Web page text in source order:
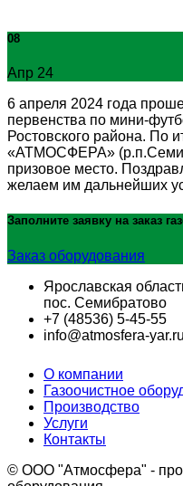
08
Апр 24
6 апреля 2024 года
первенства по мини-
Ростовского района. По
«АТМОСФЕРА»
призовое место.
желаем им дальнейших
Заполните заявку на заказ
Заказ оборудования
Ярославская
пос. Семибратово
+7 (48536) 5-45-55
info@atmosfera-yar.ru
О компании
Газоочистное
Производство
Услуги
Контакты
© OOO "Атмосфера" -